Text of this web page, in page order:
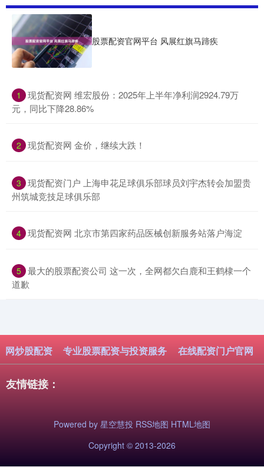
股票配资官网平台 风展红旗马蹄疾
1
​现货配资网 维宏股份：2025年上半年净利润2924.79万
元，同比下降28.86%
2 ​现货配资网 金价，继续大跌！
3 ​现货配资门户 上海申花足球俱乐部球员刘宇杰转会加盟贵
州筑城竞技足球俱乐部
4 ​现货配资网 北京市第四家药品医械创新服务站落户海淀
5 ​最大的股票配资公司 这一次，全网都欠白鹿和王鹤棣一个
道歉
网炒股配资 专业股票配资与投资服务 在线配资门户官网
友情链接：
Powered by 星空慧投 RSS地图 HTML地图
Copyright © 2013-2026